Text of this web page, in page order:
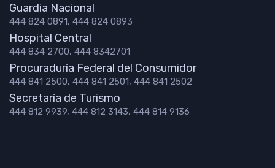
Guardia Nacional
444 824 0891, 444 824 0893
Hospital Central
444 834 2700, 444 8342701
Procuraduría Federal del Consumidor
444 841 2500, 444 841 2501, 444 841 2502
Secretaría de Turismo
444 812 9939, 444 812 3143, 444 814 9136